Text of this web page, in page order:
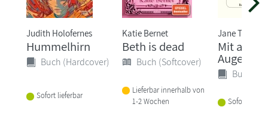
Judith Holofernes
Hummelhirn
Buch (Hardcover)
Sofort lieferbar
Katie Bernet
Beth is dead
Buch (Softcover)
Lieferbar innerhalb von
1-2 Wochen
Jane Tara
Mit
Augen
Buch
Sofort